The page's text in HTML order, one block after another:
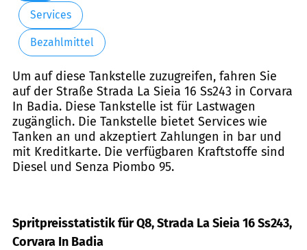
Services
Bezahlmittel
Um auf diese Tankstelle zuzugreifen, fahren Sie
auf der Straße Strada La Sieia 16 Ss243 in Corvara
In Badia. Diese Tankstelle ist für Lastwagen
zugänglich. Die Tankstelle bietet Services wie
Tanken an und akzeptiert Zahlungen in bar und
mit Kreditkarte. Die verfügbaren Kraftstoffe sind
Diesel und Senza Piombo 95.
Spritpreisstatistik für Q8, Strada La Sieia 16 Ss243,
Corvara In Badia